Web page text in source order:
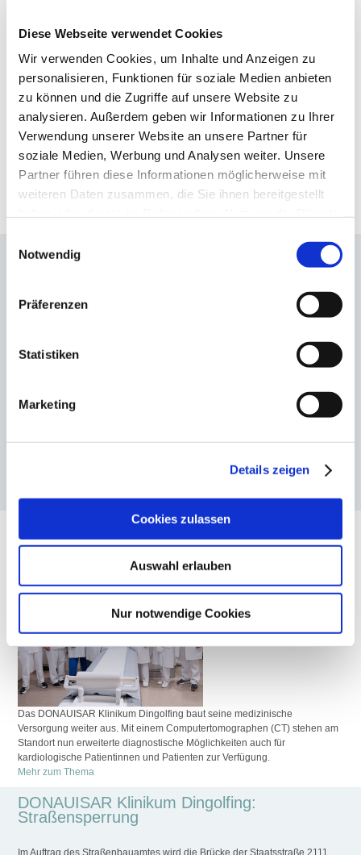
Diese Webseite verwendet Cookies
Wir verwenden Cookies, um Inhalte und Anzeigen zu
personalisieren, Funktionen für soziale Medien anbieten
zu können und die Zugriffe auf unsere Website zu
analysieren. Außerdem geben wir Informationen zu Ihrer
Verwendung unserer Website an unsere Partner für
soziale Medien, Werbung und Analysen weiter. Unsere
Partner führen diese Informationen möglicherweise mit
weiteren Daten zusammen, die Sie ihnen bereitgestellt
Notwendig
Präferenzen
Statistiken
Marketing
Details zeigen
Cookies zulassen
Auswahl erlauben
Nur notwendige Cookies
Seit Juni gibt es auf der Geburtshilfe am DONAUISAR Klinikum
Deggendorf wieder ein besonderes Angebot für unsere Mütter: das
beliebte Frühstücksbuffet. Mit viel Liebe und Sorgfalt stellen die
Kolleginnen und Kollegen unserer Küche jeden Tag ein
abwechslungsreiches Buffet mit frischen Brötchen, Obst, Joghurt, Käse-
und Wurstspezialitäten sowie weiteren Köstlichkeiten zusammen.
Mehr zum Thema
DONAUISAR Klinikum unterstützt Initiative
der bayerischen Krankenhäuser
Gesundheitsversorgung steht. Auch das DONAUISAR Klinikum unterstützt
Mehr zum Thema
Mehr diagnostische Möglichkeiten am DIK
Dingolfing
Das DONAUISAR Klinikum Dingolfing baut seine medizinische
Versorgung weiter aus. Mit einem Computertomographen (CT) stehen am
Standort nun erweiterte diagnostische Möglichkeiten auch für
kardiologische Patientinnen und Patienten zur Verfügung.
Mehr zum Thema
DONAUISAR Klinikum Dingolfing:
Straßensperrung
Im Auftrag des Straßenbauamtes wird die Brücke der Staatsstraße 2111